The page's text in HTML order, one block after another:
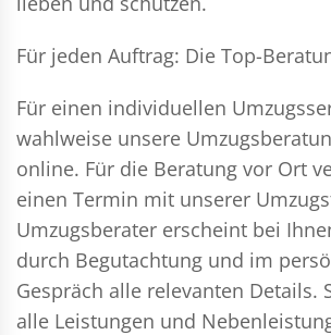
Für jeden Auftrag: Die Top-
Für einen individuellen
wahlweise unsere
online. Für die Beratung vor Ort
einen Termin mit unserer
Umzugsberater erscheint bei
durch Begutachtung und im
Gespräch alle relevanten Details.
alle Leistungen und